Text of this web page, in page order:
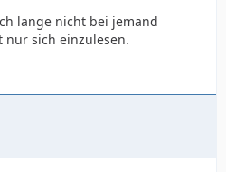
lange nicht bei jemand
nur sich einzulesen.